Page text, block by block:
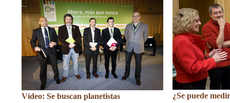
Vídeo: Se buscan planetistas ¿Se puede